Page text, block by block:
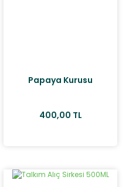
Papaya Kurusu
400,00 TL